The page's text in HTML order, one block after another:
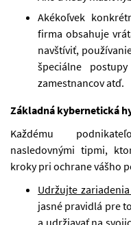
Akékoľvek
firma obsahuje
navštíviť,
špeciálne
zamestnancov atď.
Základná kybernetická
Každému
nasledovnými tipmi,
kroky pri ochrane vášho
Udržujte
jasné pravidlá pre